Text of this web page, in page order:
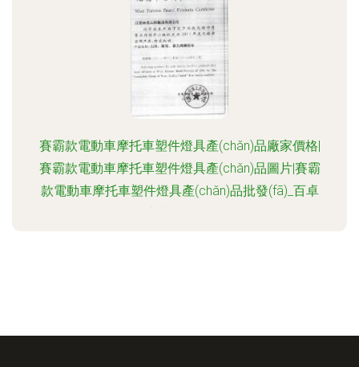
賽霸款電動車摩托車塑件燈具產(chǎn)品廠家價格|
賽霸款電動車摩托車塑件燈具產(chǎn)品圖片|賽霸
款電動車摩托車塑件燈具產(chǎn)品批發(fā)_百卓